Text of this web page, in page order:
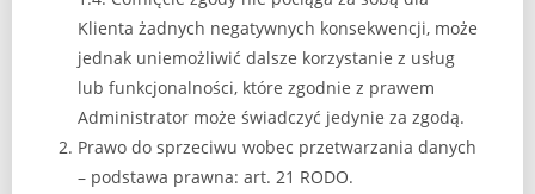
Klienta żadnych negatywnych konsekwencji, może
jednak uniemożliwić dalsze korzystanie z usług
lub funkcjonalności, które zgodnie z prawem
Administrator może świadczyć jedynie za zgodą.
Prawo do sprzeciwu wobec przetwarzania danych
– podstawa prawna: art. 21 RODO.